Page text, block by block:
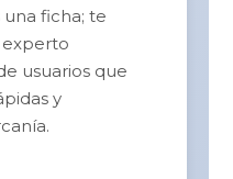
ficha; te
experto
usuarios que
y